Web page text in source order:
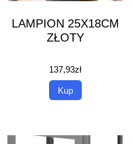
LAMPION 25X18CM
ZŁOTY
137,93zł
Kup